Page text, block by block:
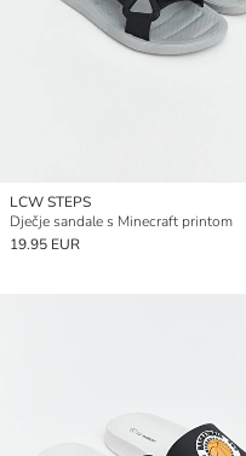
LCW STEPS
Dječje sandale s Minecraft printom
19.95 EUR